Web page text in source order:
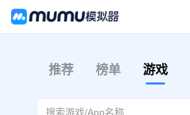
推荐 榜单 游戏